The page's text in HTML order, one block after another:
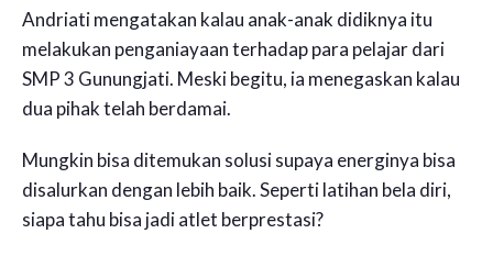
Andriati mengatakan kalau anak-anak didiknya itu
melakukan penganiayaan terhadap para pelajar dari
SMP 3 Gunungjati. Meski begitu, ia menegaskan kalau
dua pihak telah berdamai.
Mungkin bisa ditemukan solusi supaya energinya bisa
disalurkan dengan lebih baik. Seperti latihan bela diri,
siapa tahu bisa jadi atlet berprestasi?